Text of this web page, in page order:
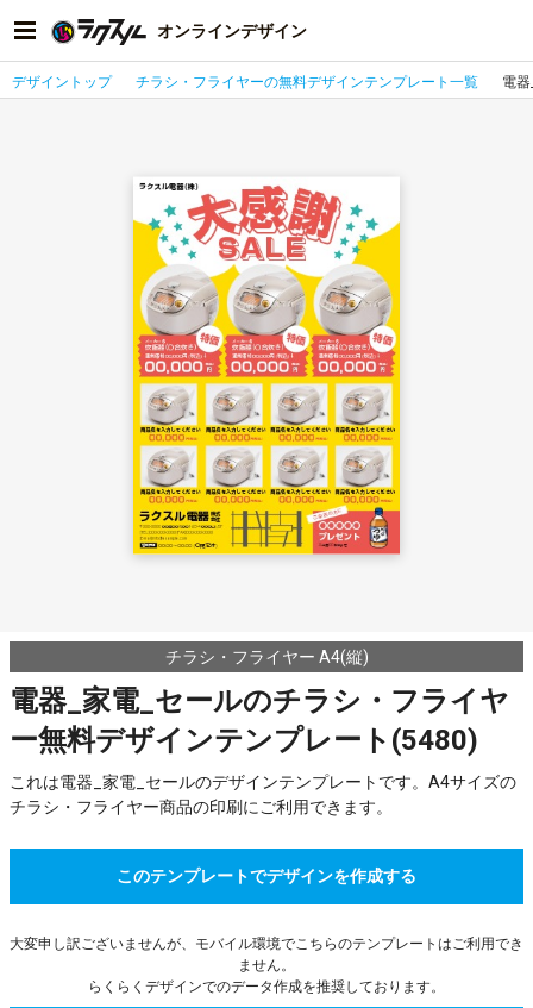
オンラインデザイン
デザイントップ チラシ・フライヤーの無料デザインテンプレート一覧 電
チラシ・フライヤー A4(縦)
電器_家電_セールのチラシ・フライヤ
ー無料デザインテンプレート(5480)
これは電器_家電_セールのデザインテンプレートです。A4サイズの
チラシ・フライヤー商品の印刷にご利用できます。
このテンプレートでデザインを作成する
大変申し訳ございませんが、モバイル環境でこちらのテンプレートはご利用でき
ません。
らくらくデザインでのデータ作成を推奨しております。